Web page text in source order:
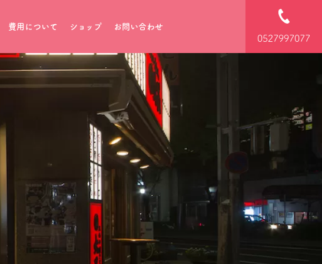
費用について ショップ お問い合わせ
0527997077